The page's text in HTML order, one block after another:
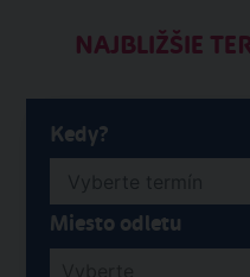
NAJBLIŽŠIE
Kedy?
Miesto odletu